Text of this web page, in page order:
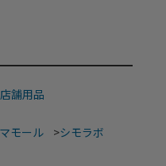
店舗用品
モール >シモラボ